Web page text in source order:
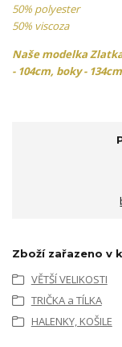
50% polyester
50% viscoza
Naše modelka
- 104cm, boky -
Zboží zařazeno v
VĚTŠÍ VELIKOSTI
TRIČKA a TÍLKA
HALENKY, KOŠILE